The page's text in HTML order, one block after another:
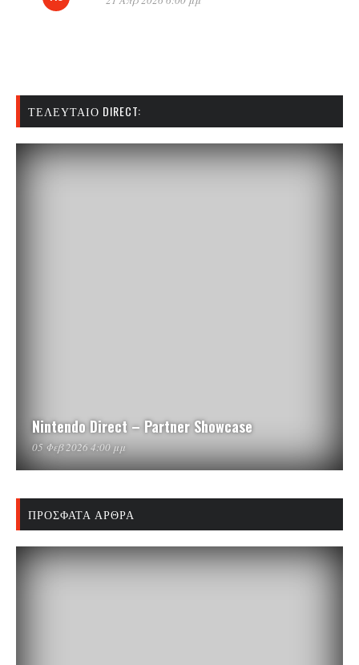
ΤΕΛΕΥΤΑΊΟ DIRECT:
Nintendo Direct – Partner Showcase
05 Φεβ 2026 4:00 μμ
ΠΡΌΣΦΑΤΑ ΆΡΘΡΑ